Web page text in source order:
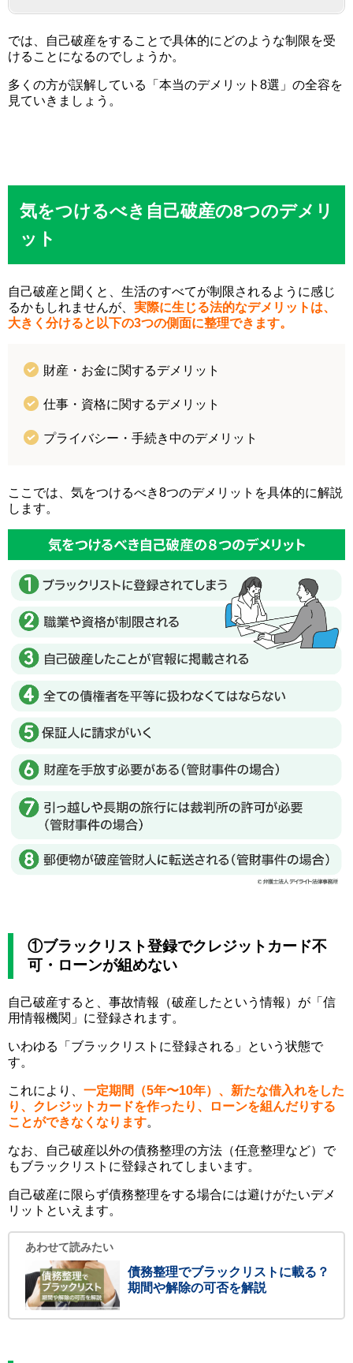
では、自己破産をすることで具体的にどのような制限を受
けることになるのでしょうか。
多くの方が誤解している「本当のデメリット8選」の全容を
見ていきましょう。
気をつけるべき自己破産の8つのデメリ
ット
自己破産と聞くと、生活のすべてが制限されるように感じ
るかもしれませんが、 実際に生じる法的なデメリットは、
大きく分けると以下の3つの側面に整理できます。
財産・お金に関するデメリット
仕事・資格に関するデメリット
プライバシー・手続き中のデメリット
ここでは、気をつけるべき8つのデメリットを具体的に解説
します。
①ブラックリスト登録でクレジットカード不
可・ローンが組めない
自己破産すると、事故情報（破産したという情報）が「信
用情報機関」に登録されます。
いわゆる「ブラックリストに登録される」という状態で
す。
これにより、 一定期間（5年〜10年）、新たな借入れをした
り、クレジットカードを作ったり、ローンを組んだりする
ことができなくなります。
なお、自己破産以外の債務整理の方法（任意整理など）で
もブラックリストに登録されてしまいます。
自己破産に限らず債務整理をする場合には避けがたいデメ
リットといえます。
あわせて読みたい
債務整理でブラックリストに載る？
期間や解除の可否を解説